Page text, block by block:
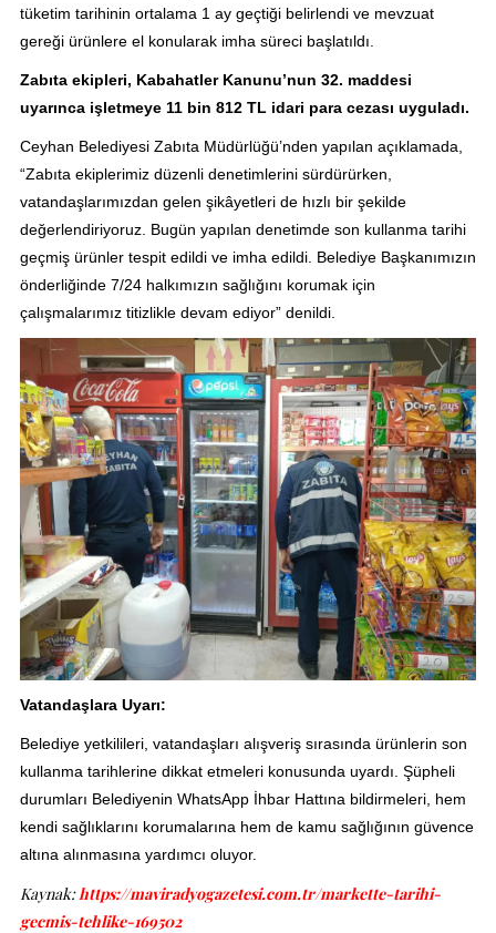
tüketim tarihinin ortalama 1 ay geçtiği belirlendi ve mevzuat
gereği ürünlere el konularak imha süreci başlatıldı.
Zabıta ekipleri, Kabahatler Kanunu’nun 32. maddesi
uyarınca işletmeye 11 bin 812 TL idari para cezası uyguladı.
Ceyhan Belediyesi Zabıta Müdürlüğü’nden yapılan açıklamada,
“Zabıta ekiplerimiz düzenli denetimlerini sürdürürken,
vatandaşlarımızdan gelen şikâyetleri de hızlı bir şekilde
değerlendiriyoruz. Bugün yapılan denetimde son kullanma tarihi
geçmiş ürünler tespit edildi ve imha edildi. Belediye Başkanımızın
önderliğinde 7/24 halkımızın sağlığını korumak için
çalışmalarımız titizlikle devam ediyor” denildi.
Vatandaşlara Uyarı:
Belediye yetkilileri, vatandaşları alışveriş sırasında ürünlerin son
kullanma tarihlerine dikkat etmeleri konusunda uyardı. Şüpheli
durumları Belediyenin WhatsApp İhbar Hattına bildirmeleri, hem
kendi sağlıklarını korumalarına hem de kamu sağlığının güvence
altına alınmasına yardımcı oluyor.
Kaynak:https://maviradyogazetesi.com.tr/markette-tarihi-
gecmis-tehlike-169502